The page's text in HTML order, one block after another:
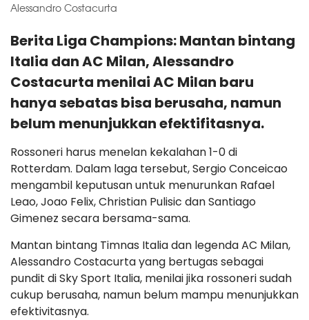
Alessandro Costacurta
Berita Liga Champions: Mantan bintang
Italia dan AC Milan, Alessandro
Costacurta menilai AC Milan baru
hanya sebatas bisa berusaha, namun
belum menunjukkan efektifitasnya.
Rossoneri harus menelan kekalahan 1-0 di
Rotterdam. Dalam laga tersebut, Sergio Conceicao
mengambil keputusan untuk menurunkan Rafael
Leao, Joao Felix, Christian Pulisic dan Santiago
Gimenez secara bersama-sama.
Mantan bintang Timnas Italia dan legenda AC Milan,
Alessandro Costacurta yang bertugas sebagai
pundit di Sky Sport Italia, menilai jika rossoneri sudah
cukup berusaha, namun belum mampu menunjukkan
efektivitasnya.